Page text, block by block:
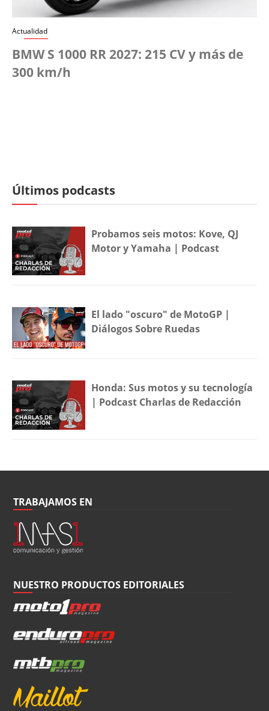
Actualidad
BMW S 1000 RR 2027: 215 CV y más de
300 km/h
Últimos podcasts
Probamos seis motos: Kove, QJ
Motor y Yamaha | Podcast
El lado "oscuro" de MotoGP |
Diálogos Sobre Ruedas
Honda: Sus motos y su tecnología
| Podcast Charlas de Redacción
TRABAJAMOS EN
NUESTRO PRODUCTOS EDITORIALES